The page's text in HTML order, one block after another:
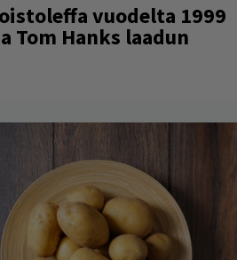
vuodelta 1999
Tom Hanks laadun